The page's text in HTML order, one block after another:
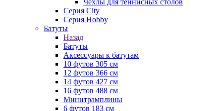
Чехлы для теннисных столов
Серия City
Серия Hobby
Батуты
Назад
Батуты
Аксессуары к батутам
10 футов 305 см
12 футов 366 см
14 футов 427 см
16 футов 488 см
Минитрамплины
6 футов 183 см